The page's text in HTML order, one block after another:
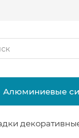
Алюминиевые